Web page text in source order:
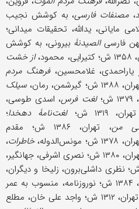
مصنفات فارسی، به کوشش نجیب
تهران، ۱۳۶۹ ش؛ غلامی مایانی، یدالله، تحقیقات میدانی؛
فارسیالصیدنۀ بیرونی، به کوشش
از خشت
فرهنگ مردم
رمان،
سیلک
لغت فرس، اسدی طوسی،
ش؛
لغت‌نامۀ دهخدا؛
من
، تهران، ۱۳۸۶ ش؛ مقدم
خاطرات،
، تهران، ۱۳۸۴ ش؛ نوروزنامه، منسوب به عمر
خیام، به کوشش مجتبى مینوی، تهران، ۱۳۱۲ ش؛ واجد علی ‌خان، مطلع